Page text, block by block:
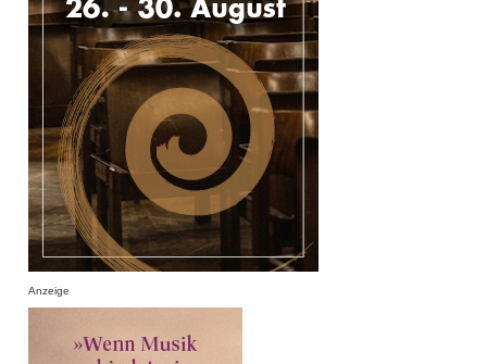
Anzeige